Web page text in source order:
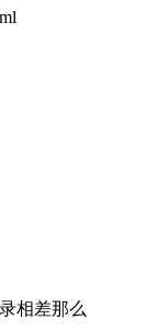
相差那么